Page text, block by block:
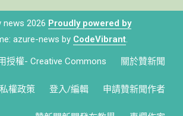
2026 Proudly powered by
azure-news by CodeVibrant
授權- Creative Commons 關於贊新聞
權政策 登入/編輯 申請贊新聞作者